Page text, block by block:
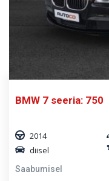
BMW 7 seeria: 750
2014
diisel
Saabumisel